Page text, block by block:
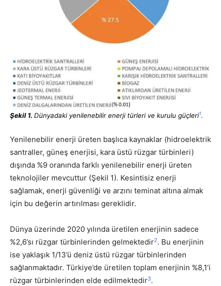
Şekil 1. Dünyadaki yenilenebilir enerji türleri ve kurulu güçleri1.
Yenilenebilir enerji üreten başlıca kaynaklar (hidroelektrik
santraller, güneş enerjisi, kara üstü rüzgar türbinleri)
dışında %9 oranında farklı yenilenebilir enerji üreten
teknolojiler mevcuttur (Şekil 1). Kesintisiz enerji
sağlamak, enerji güvenliği ve arzını teminat altına almak
için bu değerin artırılması gereklidir.
Dünya üzerinde 2020 yılında üretilen enerjinin sadece
%2,6’sı rüzgar türbinlerinden gelmektedir2. Bu enerjinin
ise yaklaşık 1/13’ü deniz üstü rüzgar türbinlerinden
sağlanmaktadır. Türkiye’de üretilen toplam enerjinin %8,1’i
rüzgar türbinlerinden elde edilmektedir3.